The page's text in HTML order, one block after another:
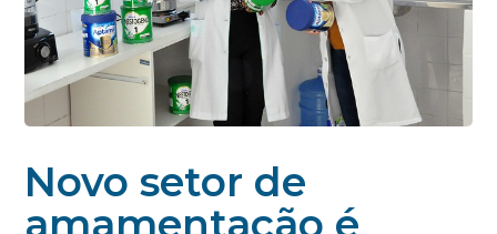
Novo setor de
amamentação é